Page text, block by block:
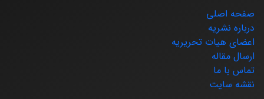
صفحه اصلی
درباره نشریه
اعضای هیات تحریریه
ارسال مقاله
تماس با ما
نقشه سایت